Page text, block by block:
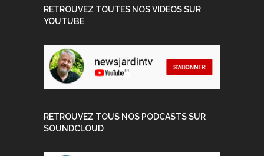
RETROUVEZ TOUTES NOS VIDEOS SUR
YOUTUBE
RETROUVEZ TOUS NOS PODCASTS SUR
SOUNDCLOUD